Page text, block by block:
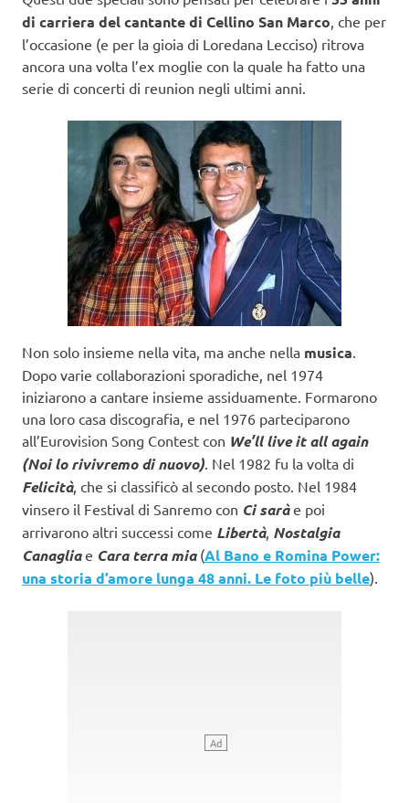
di carriera del cantante di Cellino San Marco , che per
l’occasione (e per la gioia di Loredana Lecciso) ritrova
ancora una volta l’ex moglie con la quale ha fatto una
serie di concerti di reunion negli ultimi anni.
Non solo insieme nella vita, ma anche nella musica
Dopo varie collaborazioni sporadiche, nel 1974
iniziarono a cantare insieme assiduamente. Formarono
una loro casa discografia, e nel 1976 parteciparono
all’Eurovision Song Contest con We’ll live it all again
(Noi lo rivivremo di nuovo) . Nel 1982 fu la volta di
Felicità, che si classificò al secondo posto. Nel 1984
vinsero il Festival di Sanremo con Ci saràe poi
arrivarono altri successi come Libertà, Nostalgia
Canagliae Cara terra mia(Al Bano e Romina Power:
una storia d’amore lunga 48 anni. Le foto più belle).